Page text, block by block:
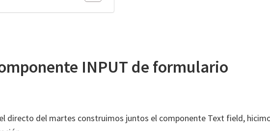
INPUT de formulario
directo del martes construimos juntos el componente Text field,